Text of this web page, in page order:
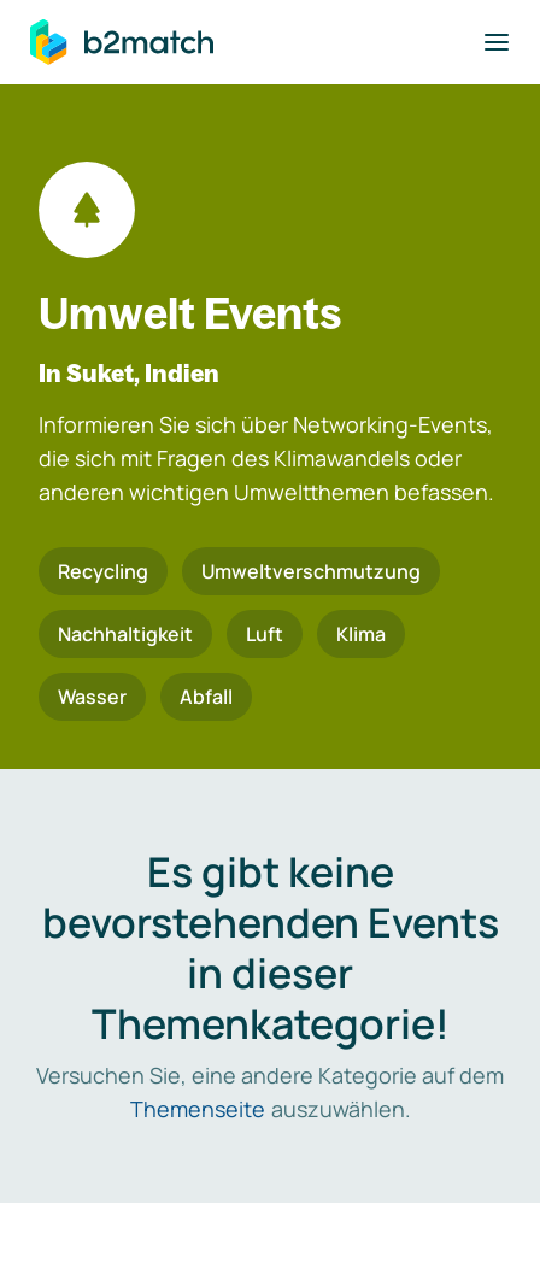
springen
Umwelt Events
In Suket, Indien
Informieren Sie sich über Networking-Events,
die sich mit Fragen des Klimawandels oder
anderen wichtigen Umweltthemen befassen.
Recycling Umweltverschmutzung
Nachhaltigkeit Luft Klima
Wasser Abfall
Es gibt keine
bevorstehenden Events
in dieser
Themenkategorie!
Versuchen Sie, eine andere Kategorie auf dem
Themenseite auszuwählen.